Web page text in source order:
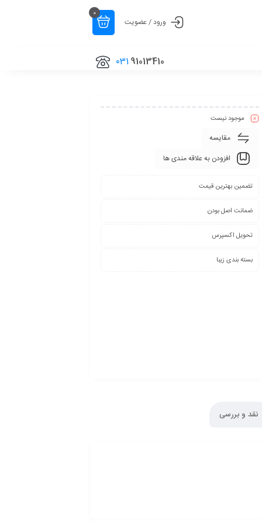
ورود / عضویت
0
91013410
031
موجود نیست
مقایسه
افزودن به علاقه مندی ها
تضمین بهترین قیمت
ضمانت اصل بودن
تحویل اکسپرس
بسته بندی زیبا
نقد و بررسی